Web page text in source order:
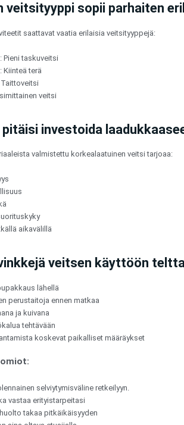
veitsityyppi sopii parhaiten
saattavat vaatia erilaisia veitsityyppejä:
Pieni taskuveitsi
Kiinteä terä
veitsi
investoida
valmistettu korkealaatuinen veitsi tarjoaa:
aikavälillä
veitsen käyttöön
lähellä
perustaitoja ennen matkaa
ja kuivana
tehtävään
koskevat paikalliset määräykset
selviytymisväline retkeilyyn.
vastaa erityistarpeitasi
takaa pitkäikäisyyden